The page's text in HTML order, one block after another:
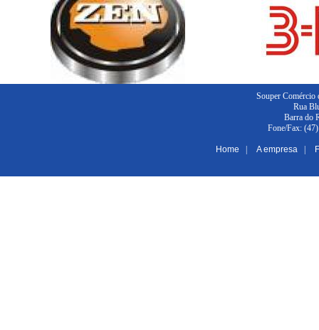
Souper Comércio
Rua
Barra do
Fone/Fax:
Home A empresa